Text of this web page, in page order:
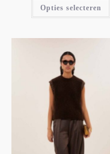
Opties selecteren